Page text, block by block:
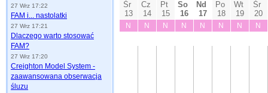
27 Wrz 17:22
FAM i... nastolatki
27 Wrz 17:21
Dlaczego warto stosować
FAM?
27 Wrz 17:20
Creighton Model System -
zaawansowana obserwacja
śluzu